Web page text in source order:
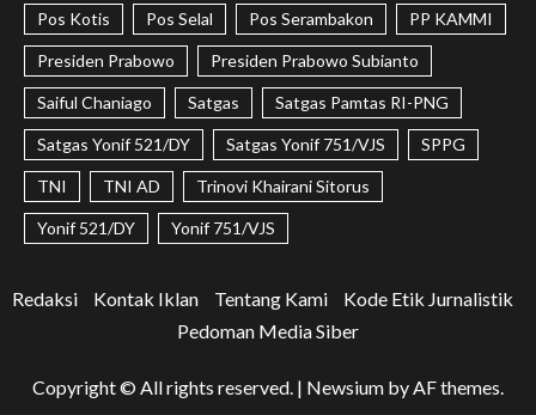
Pos Kotis Pos Selal Pos Serambakon PP KAMMI
Presiden Prabowo Presiden Prabowo Subianto
Saiful Chaniago Satgas Satgas Pamtas RI-PNG
Satgas Yonif 521/DY Satgas Yonif 751/VJS SPPG
TNI TNI AD Trinovi Khairani Sitorus
Yonif 521/DY Yonif 751/VJS
Redaksi Kontak Iklan Tentang Kami
Kode Etik Jurnalistik
Pedoman Media Siber
Copyright © All rights reserved. | Newsium by AF themes.